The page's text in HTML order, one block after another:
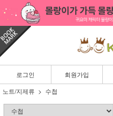
로그인 회원가입
노트/지제류
수첩